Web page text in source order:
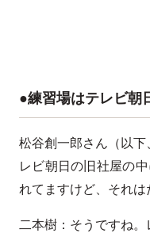
●練習場はテレビ朝
松谷創一郎さん（以
レビ朝日の旧社屋の
れてますけど、それは
二本樹：そうですね